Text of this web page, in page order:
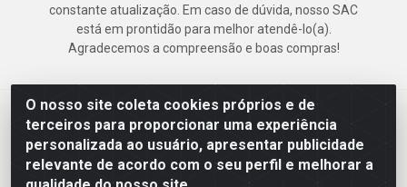
O nosso site coleta cookies próprios e de
terceiros para proporcionar uma experiência
personalizada ao usuário, apresentar publicidade
relevante de acordo com o seu perfil e melhorar a
constante atualização. Em caso de dúvida, nosso SAC
está em prontidão para melhor atendê-lo(a).
Agradecemos a compreensão e boas compras!
Deskontão Atacado - Av. Marechal Mascarenhas de Morais, 2471 -
Imbiribeira - Recife/PE - CEP 51.150-001 - CNPJ 24.150.377/0003-
57